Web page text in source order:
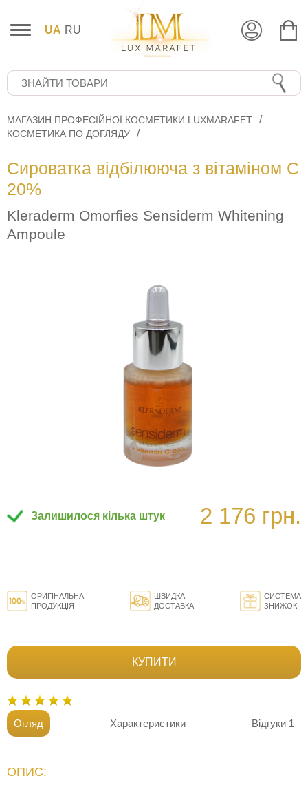
UA RU
МАГАЗИН ПРОФЕСІЙНОЇ КОСМЕТИКИ LUXMARAFET
КОСМЕТИКА ПО ДОГЛЯДУ
Сироватка відбілююча з вітаміном С
20%
Kleraderm Omorfies Sensiderm Whitening
Ampoule
Залишилося кілька штук 2 176 грн.
ОРИГІНАЛЬНА
ПРОДУКЦІЯ
ШВИДКА
ДОСТАВКА
СИСТЕМА
ЗНИЖОК
КУПИТИ
Огляд Характеристики Відгуки 1
ОПИС: